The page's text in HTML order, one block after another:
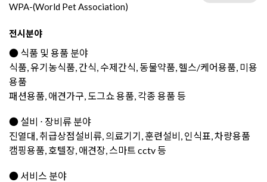
WPA-(World Pet Association)
전시분야
● 식품 및 용품 분야
식품, 유기농식품, 간식, 수제간식, 동물약품, 헬스/케어용품, 미용
용품
패션용품, 애견가구, 도그쇼 용품, 각종 용품 등
● 설비 ⋅ 장비류 분야
진열대, 취급상점설비류, 의료기기, 훈련설비, 인식표, 차량용품
캠핑용품, 호텔장, 애견장, 스마트 cctv 등
● 서비스 분야